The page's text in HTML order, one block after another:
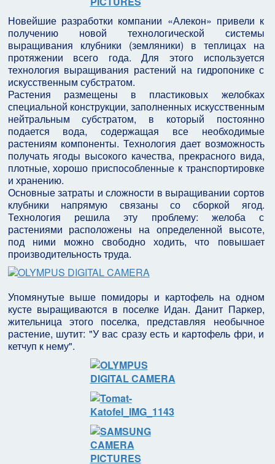
Новейшие разработки компании «Алекон» привели к
получению новой технологической системы
выращивания клубники (земляники) в теплицах на
протяжении всего года. Для этого используется
технология выращивания растений на гидропонике с
искусственным субстратом.
Растения размещены в пластиковых желобках
специальной конструкции, заполненных искусственным
нейтральным субстратом, в который постоянно
подается вода, содержащая все необходимые
растениям компоненты. Технология дает возможность
получать ягоды высокого качества, прекрасного вида,
плотные, хорошо приспособленные к транспортировке
и хранению.
Основные затраты и сложности в выращивании сортов
клубники напрямую связаны со сборкой ягод.
Технология решила эту проблему: желоба с
растениями расположены на определенной высоте,
под ними можно свободно ходить, что повышает
производительность труда.
Упомянутые выше помидоры и картофель на одном
кусте выращиваются в поселке Идан. Данит Паркер,
жительница этого поселка, представляя необычное
растение, шутит: "У вас сразу есть и картофель фри, и
кетчуп к нему".